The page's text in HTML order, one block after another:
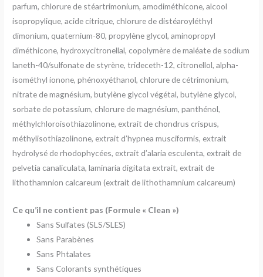
parfum, chlorure de stéartrimonium, amodiméthicone, alcool
isopropylique, acide citrique, chlorure de distéaroyléthyl
dimonium, quaternium-80, propylène glycol, aminopropyl
diméthicone, hydroxycitronellal, copolymère de maléate de sodium
laneth-40/sulfonate de styrène, trideceth-12, citronellol, alpha-
isométhyl ionone, phénoxyéthanol, chlorure de cétrimonium,
nitrate de magnésium, butylène glycol végétal, butylène glycol,
sorbate de potassium, chlorure de magnésium, panthénol,
méthylchloroisothiazolinone, extrait de chondrus crispus,
méthylisothiazolinone, extrait d’hypnea musciformis, extrait
hydrolysé de rhodophycées, extrait d’alaria esculenta, extrait de
pelvetia canaliculata, laminaria digitata extrait, extrait de
lithothamnion calcareum (extrait de lithothamnium calcareum)
Ce qu’il ne contient pas (Formule « Clean »)
Sans Sulfates (SLS/SLES)
Sans Parabènes
Sans Phtalates
Sans Colorants synthétiques